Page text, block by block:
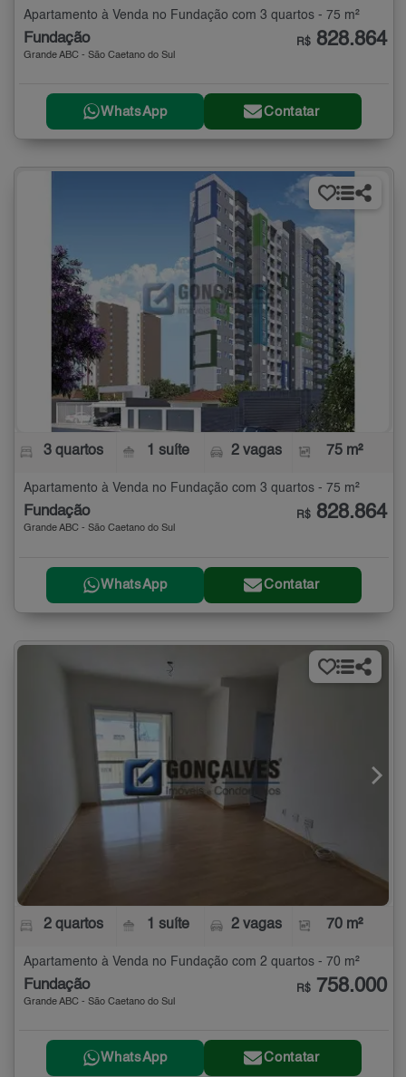
Apartamento à Venda no Fundação com 3 quartos - 75 m²
Fundação
Grande ABC - São Caetano do Sul
R$ 828.864
WhatsApp Contatar
3 quartos 1 suíte 2 vagas 75 m²
Apartamento à Venda no Fundação com 3 quartos - 75 m²
Fundação
Grande ABC - São Caetano do Sul
R$ 828.864
WhatsApp Contatar
2 quartos 1 suíte 2 vagas 70 m²
Apartamento à Venda no Fundação com 2 quartos - 70 m²
Fundação
Grande ABC - São Caetano do Sul
R$ 758.000
WhatsApp Contatar